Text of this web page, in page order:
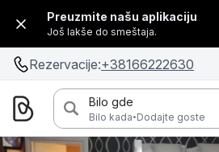
Preuzmite našu aplikaciju
Još lakše do smeštaja.
Rezervacije:+38166222630
Bilo gde
Bilo kada·Dodajte goste